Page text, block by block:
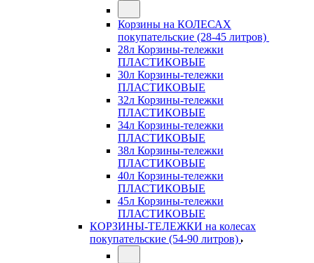
Корзины на КОЛЕСАХ
покупательские (28-45 литров)
28л Корзины-тележки
ПЛАСТИКОВЫЕ
30л Корзины-тележки
ПЛАСТИКОВЫЕ
32л Корзины-тележки
ПЛАСТИКОВЫЕ
34л Корзины-тележки
ПЛАСТИКОВЫЕ
38л Корзины-тележки
ПЛАСТИКОВЫЕ
40л Корзины-тележки
ПЛАСТИКОВЫЕ
45л Корзины-тележки
ПЛАСТИКОВЫЕ
КОРЗИНЫ-ТЕЛЕЖКИ на колесах
покупательские (54-90 литров)